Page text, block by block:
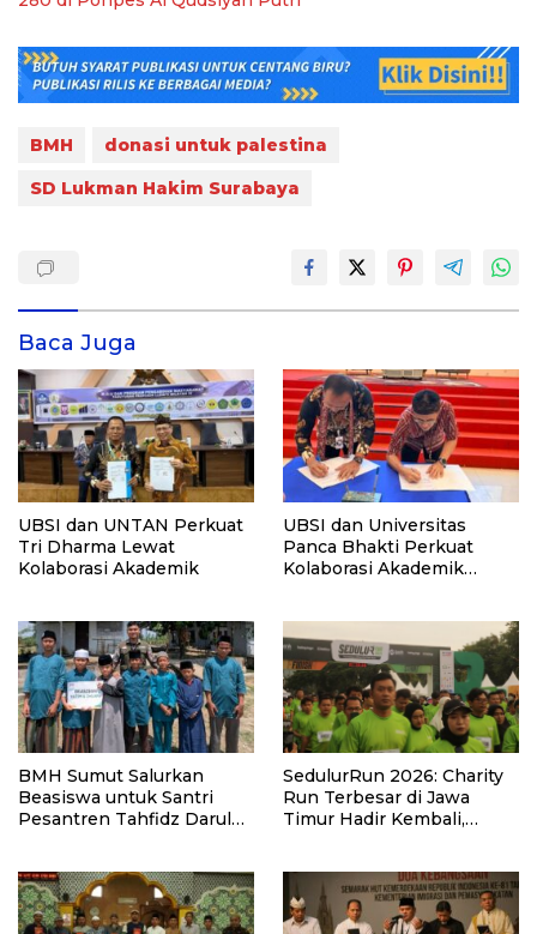
BMH
donasi untuk palestina
SD Lukman Hakim Surabaya
Baca Juga
UBSI dan UNTAN Perkuat
Tri Dharma Lewat
Kolaborasi Akademik
UBSI dan Universitas
Panca Bhakti Perkuat
Kolaborasi Akademik
BMH Sumut Salurkan
Beasiswa untuk Santri
Pesantren Tahfidz Darul
SedulurRun 2026: Charity
Run Terbesar di Jawa
Timur Hadir Kembali,
Santri dan Guru Honorer